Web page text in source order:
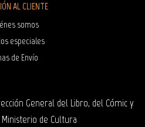
AL CLIENTE
somos
especiales
de Envío
General del Libro, del Cómic y
de Cultura